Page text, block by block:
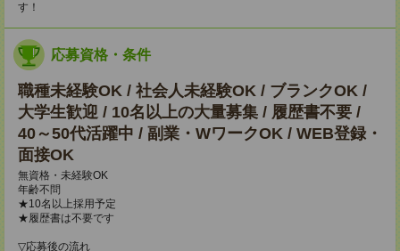
す！
応募資格・条件
職種未経験OK / 社会人未経験OK / ブランクOK /
大学生歓迎 / 10名以上の大量募集 / 履歴書不要 /
40～50代活躍中 / 副業・WワークOK / WEB登録・
面接OK
無資格・未経験OK
年齢不問
★10名以上採用予定
★履歴書は不要です
▽応募後の流れ